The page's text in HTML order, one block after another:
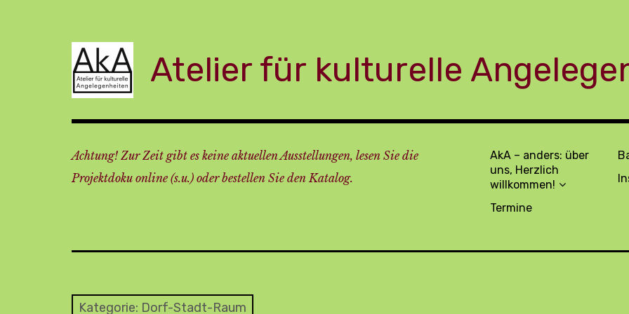
Atelier für kulturelle
Achtung! Zur Zeit gibt es keine aktuellen Ausstellungen, lesen Sie die
Projektdoku online (s.u.) oder bestellen Sie den Katalog.
AkA – anders: über
uns, Herzlich
willkommen!
Termine
Kategorie: Dorf-Stadt-Raum